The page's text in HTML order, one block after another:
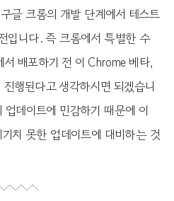
글 크롬의 개발 단계에서 테스트
입니다. 즉 크롬에서 특별한 수
배포하기 전 이 Chrome 베타,
행된다고 생각하시면 되겠습니
데이트에 민감하기 때문에 이
치 못한 업데이트에 대비하는 것